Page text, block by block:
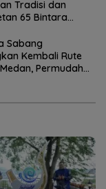
Tradisi dan
65 Bintara
Sabang
Kembali Rute
Permudah